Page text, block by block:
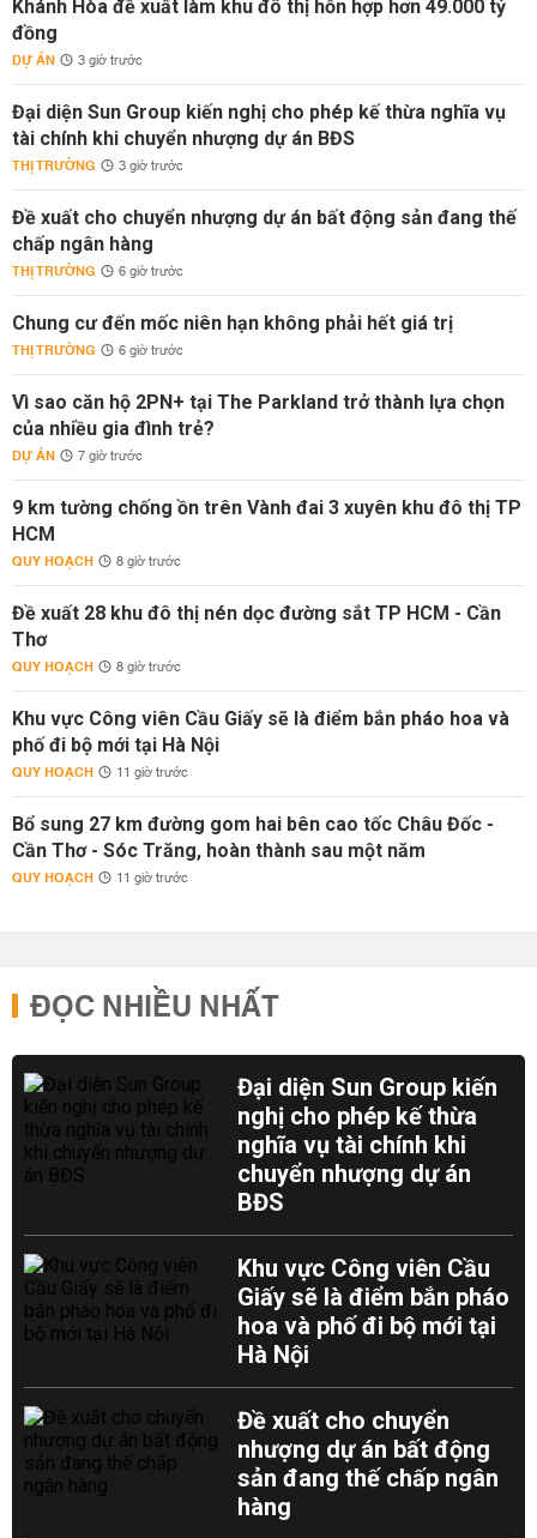
Khánh Hòa đề xuất làm khu đô thị hỗn hợp hơn 49.000 tỷ
đồng
DỰ ÁN 3 giờ trước
Đại diện Sun Group kiến nghị cho phép kế thừa nghĩa vụ
tài chính khi chuyển nhượng dự án BĐS
THỊ TRƯỜNG 3 giờ trước
Đề xuất cho chuyển nhượng dự án bất động sản đang thế
chấp ngân hàng
THỊ TRƯỜNG 6 giờ trước
Chung cư đến mốc niên hạn không phải hết giá trị
THỊ TRƯỜNG 6 giờ trước
Vì sao căn hộ 2PN+ tại The Parkland trở thành lựa chọn
của nhiều gia đình trẻ?
DỰ ÁN 7 giờ trước
9 km tường chống ồn trên Vành đai 3 xuyên khu đô thị TP
HCM
QUY HOẠCH 8 giờ trước
Đề xuất 28 khu đô thị nén dọc đường sắt TP HCM - Cần
Thơ
QUY HOẠCH 8 giờ trước
Khu vực Công viên Cầu Giấy sẽ là điểm bắn pháo hoa và
phố đi bộ mới tại Hà Nội
QUY HOẠCH 11 giờ trước
Bổ sung 27 km đường gom hai bên cao tốc Châu Đốc -
Cần Thơ - Sóc Trăng, hoàn thành sau một năm
QUY HOẠCH 11 giờ trước
ĐỌC NHIỀU NHẤT
Đại diện Sun Group kiến
nghị cho phép kế thừa
nghĩa vụ tài chính khi
chuyển nhượng dự án
BĐS
Khu vực Công viên Cầu
Giấy sẽ là điểm bắn pháo
hoa và phố đi bộ mới tại
Hà Nội
Đề xuất cho chuyển
nhượng dự án bất động
sản đang thế chấp ngân
hàng